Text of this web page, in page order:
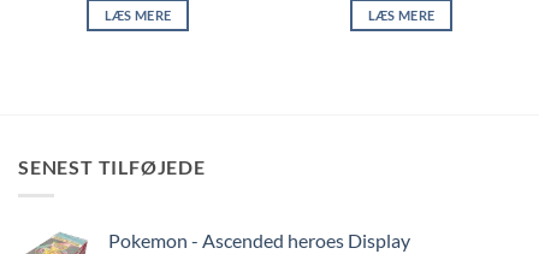
LÆS MERE LÆS MERE
SENEST TILFØJEDE
Pokemon - Ascended heroes Display